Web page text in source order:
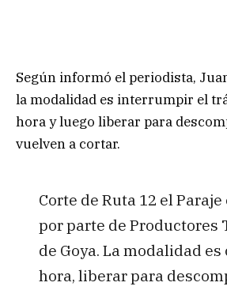
Según informó el periodista,
la modalidad es interrumpir el
hora y luego liberar para
vuelven a cortar.
Corte de Ruta 12 el
por parte de Productores
de Goya. La modalidad
hora, liberar para